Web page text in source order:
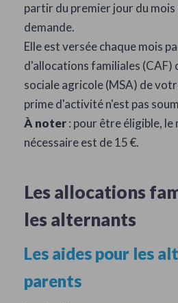
partir du premier jour du mois
demande.
Elle est versée chaque mois
d'allocations familiales (CAF)
sociale agricole (MSA) de
prime d'activité n'est pas
À noter: pour être éligible,
nécessaire est de 15 €.
Les allocations
les alternants
Les aides pour les
parents